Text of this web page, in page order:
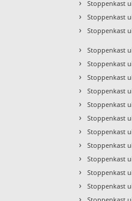
› Stoppenkast
› Stoppenkast
› Stoppenkast
› Stoppenkast
› Stoppenkast
› Stoppenkast
› Stoppenkast
› Stoppenkast
› Stoppenkast
› Stoppenkast
› Stoppenkast
› Stoppenkast
› Stoppenkast
› Stoppenkast